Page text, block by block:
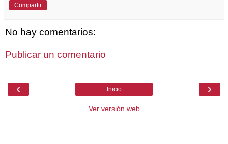
Compartir
No hay comentarios:
Publicar un comentario
‹ ›
Inicio
Ver versión web